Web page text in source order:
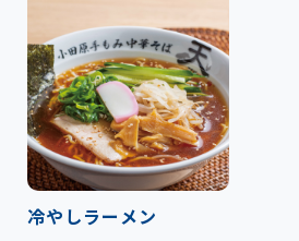
冷やしラーメン